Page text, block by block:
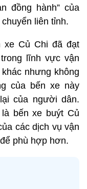
đồng hành” của
liên tỉnh.
xe Củ Chi đã đạt
lĩnh vực vận
nhưng không
của bến xe này
của người dân.
bến xe buýt Củ
các dịch vụ vận
phù hợp hơn.